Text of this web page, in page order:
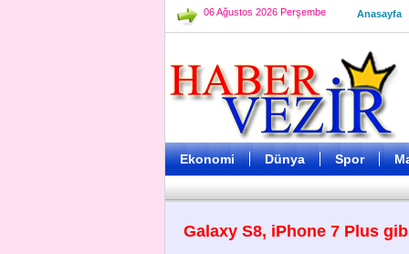
06 Ağustos 2026 Perşembe Anasayfa
Ekonomi Dünya Spor
Galaxy S8, iPhone 7 Plus